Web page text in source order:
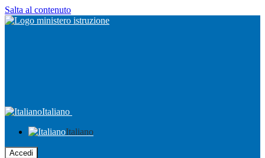
Salta al contenuto
Italiano
Italiano
Accedi